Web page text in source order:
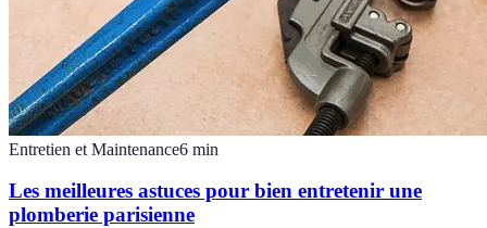
Entretien et Maintenance6 min
Les meilleures astuces pour bien entretenir une
plomberie parisienne